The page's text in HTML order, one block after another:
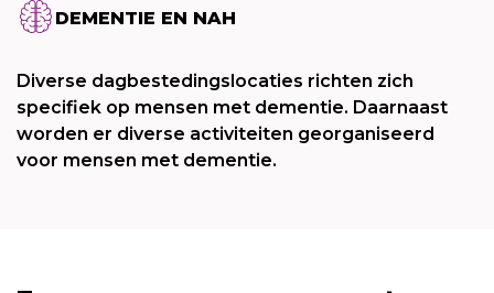
DEMENTIE EN NAH
Diverse dagbestedingslocaties richten zich
specifiek op mensen met dementie. Daarnaast
worden er diverse activiteiten georganiseerd
voor mensen met dementie.